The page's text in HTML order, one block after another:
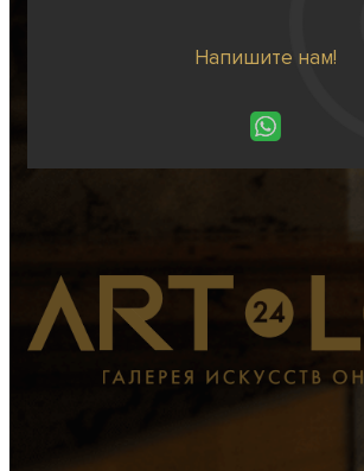
Напишите нам!